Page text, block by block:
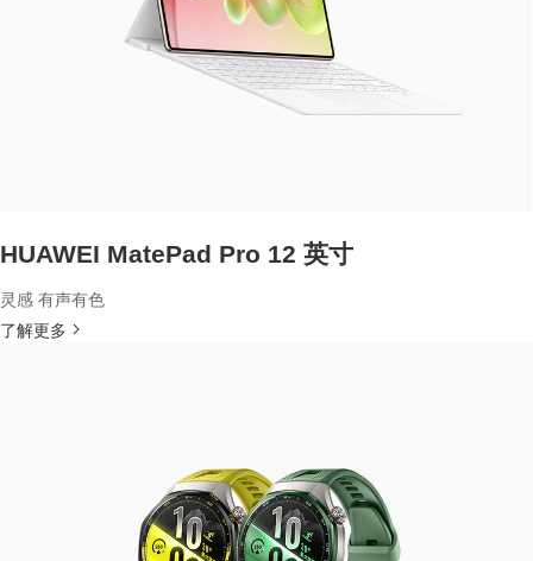
HUAWEI MatePad Pro 12 英寸
灵感 有声有色
了解更多